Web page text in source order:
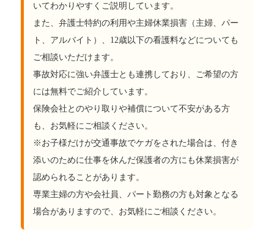
いてわかりやすくご説明しています。
また、弁護士特約の利用や主婦休業損害（主婦、パー
ト、アルバイト）、12歳以下の看護料などについても
ご相談いただけます。
事故対応に強い弁護士とも連携しており、ご希望の方
には無料でご紹介しています。
保険会社とのやり取りや補償について不安がある方
も、お気軽にご相談ください。
※お子様だけが交通事故でケガをされた場合は、付き
添いのために仕事を休んだ保護者の方にも休業損害が
認められることがあります。
専業主婦の方や会社員、パート勤務の方も対象となる
場合がありますので、お気軽にご相談ください。